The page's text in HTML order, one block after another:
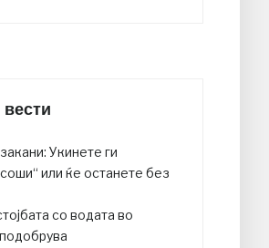
Укинете ги
или ќе останете без
со водата во